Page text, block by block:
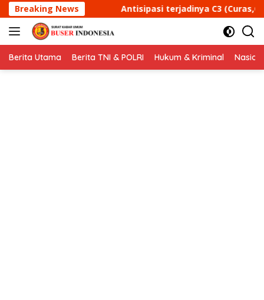
Langsung
ke
konten
Breaking News
terjadinya C3 (Curas,Curat, dan Curanmor) Polsek
Berita Utama Berita TNI & POLRI Hukum & Kriminal